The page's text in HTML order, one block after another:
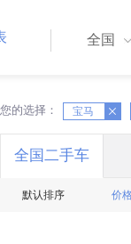
全国
您的选择： 宝马
X X
全国二手车
默认排序 价